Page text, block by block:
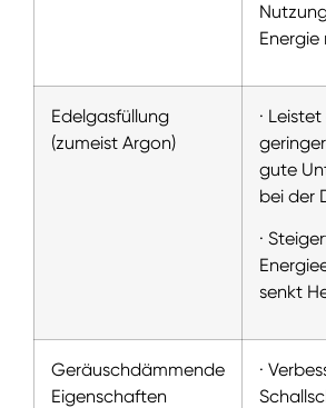
Energie
Edelgasfüllung
(zumeist Argon)
·
gute
bei der
·
senkt
Geräuschdämmende
Eigenschaften
·